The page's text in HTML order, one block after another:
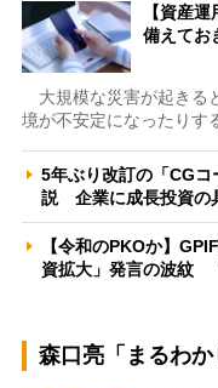
【資産
備えてお
大規模な災害が起きる
境が不安定になったりす
5年ぶり改訂の「CG
説 企業に成長投資の
【令和のPKOか】
資拡大」発言の波紋
森口亮「まるわか